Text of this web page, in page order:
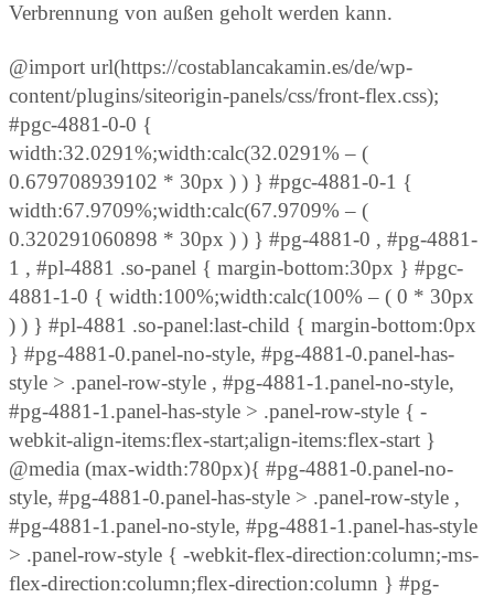
Verbrennung von außen geholt werden kann.
@import url(https://costablancakamin.es/de/wp-
content/plugins/siteorigin-panels/css/front-flex.css);
#pgc-4881-0-0 {
width:32.0291%;width:calc(32.0291% – (
0.679708939102 * 30px ) ) } #pgc-4881-0-1 {
width:67.9709%;width:calc(67.9709% – (
0.320291060898 * 30px ) ) } #pg-4881-0 , #pg-4881-
1 , #pl-4881 .so-panel { margin-bottom:30px } #pgc-
4881-1-0 { width:100%;width:calc(100% – ( 0 * 30px
) ) } #pl-4881 .so-panel:last-child { margin-bottom:0px
} #pg-4881-0.panel-no-style, #pg-4881-0.panel-has-
style > .panel-row-style , #pg-4881-1.panel-no-style,
#pg-4881-1.panel-has-style > .panel-row-style { -
webkit-align-items:flex-start;align-items:flex-start }
@media (max-width:780px){ #pg-4881-0.panel-no-
style, #pg-4881-0.panel-has-style > .panel-row-style ,
#pg-4881-1.panel-no-style, #pg-4881-1.panel-has-style
> .panel-row-style { -webkit-flex-direction:column;-ms-
flex-direction:column;flex-direction:column } #pg-